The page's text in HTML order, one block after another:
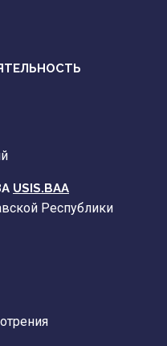
USIS.BAA
Республики